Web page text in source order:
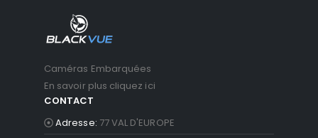
Caméras Embarquées
En savoir plus cliquez ici
CONTACT
Adresse: 77 VAL D'EUROPE